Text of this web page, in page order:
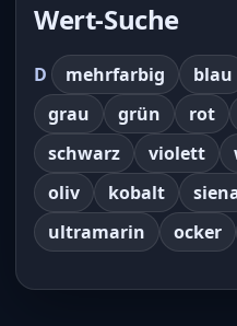
Wert-Suche
D mehrfarbig blau
grau
grün rot
schwarz
violett
oliv
kobalt
ultramarin
ocker